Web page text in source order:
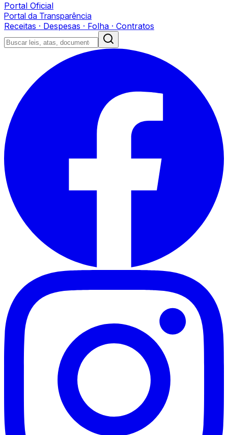
Portal Oficial
Portal da Transparência
Receitas · Despesas · Folha · Contratos